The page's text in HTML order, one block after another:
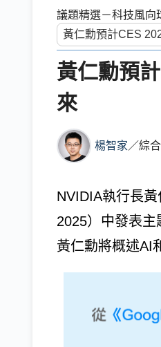
議題精選－科技風向
黃仁勳預
來
楊智家 ／綜
NVIDIA執行長
2025）中發表
黃仁勳將概述AI